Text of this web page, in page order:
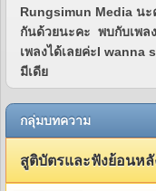
Rungsimun Media น
กันด้วยนะคะ พบกับเพล
เพลงได้เลยค่ะI
มีเดีย
กลุ่มบทความ
สูติบัตรและฟังย้อนหลั